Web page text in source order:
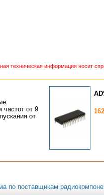
техническая информация носит
частот от 9
от